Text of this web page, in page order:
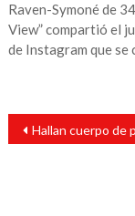
Raven-Symoné de
View” compartió el
de Instagram que se
Navegación
entradas
Hallan cuerpo de perrito con huellas de tortura en el bosque de